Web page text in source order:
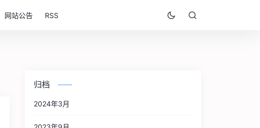
网站公告 RSS
归档
2024年3月